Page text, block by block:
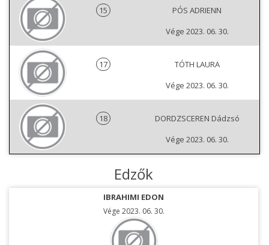
15
PÓS ADRIENN
Vége 2023. 06. 30.
17
TÓTH LAURA
Vége 2023. 06. 30.
18
DORDZSCEREN Dádzsó
Vége 2023. 06. 30.
Edzők
IBRAHIMI EDON
Vége 2023. 06. 30.